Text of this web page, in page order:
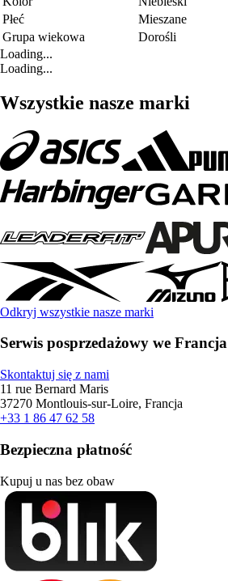
Płeć
Mieszane
Grupa wiekowa
Dorośli
Loading...
Loading...
Wszystkie nasze marki
Odkryj wszystkie nasze marki
Serwis posprzedażowy we Francja
Skontaktuj się z nami
11 rue Bernard Maris
37270 Montlouis-sur-Loire, Francja
+33 1 86 47 62 58
Bezpieczna płatność
Kupuj u nas bez obaw